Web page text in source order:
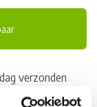
verzonden
DE)